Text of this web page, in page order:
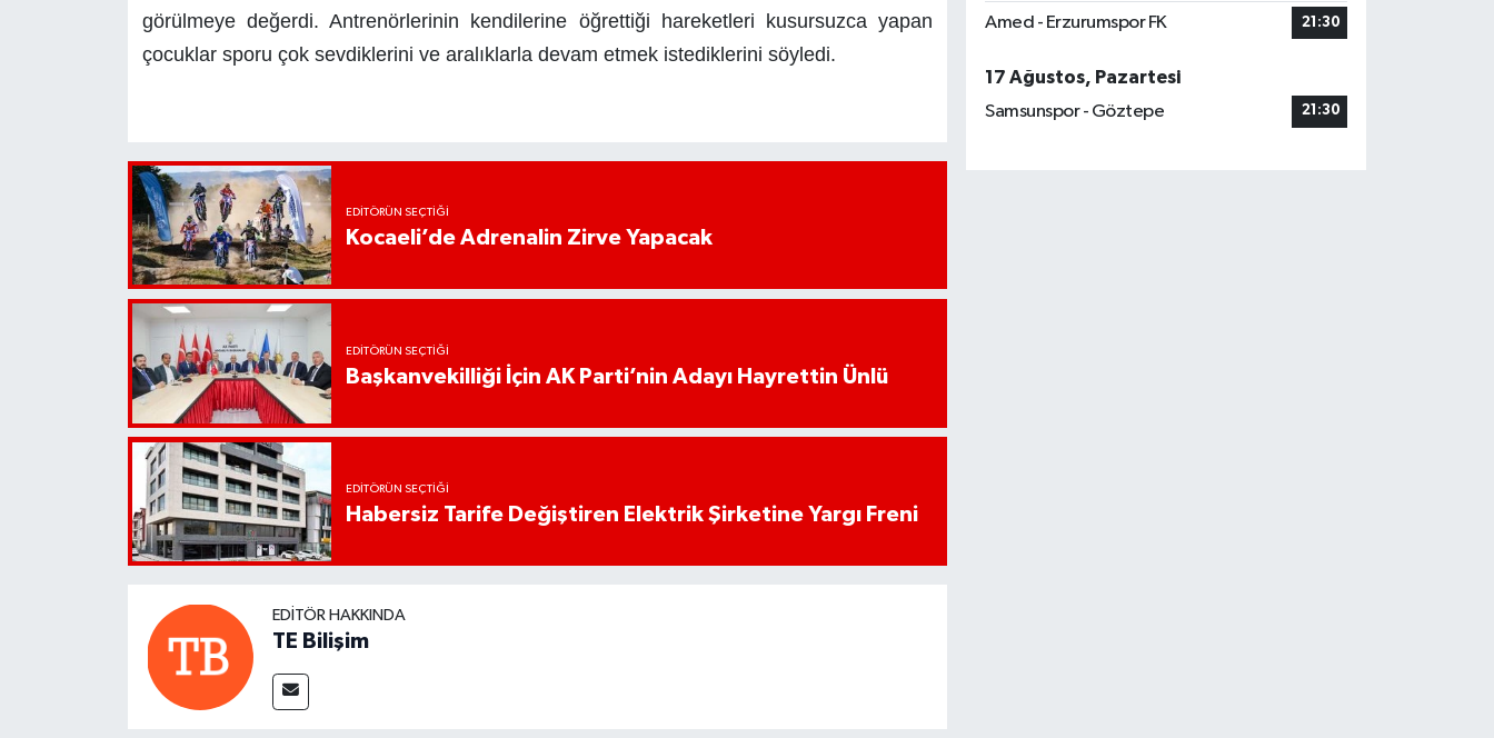
görülmeye değerdi. Antrenörlerinin kendilerine öğrettiği hareketleri kusursuzca yapan
çocuklar sporu çok sevdiklerini ve aralıklarla devam etmek istediklerini söyledi.
EDITÖRÜN SEÇTIĞI
Kocaeli’de Adrenalin Zirve Yapacak
EDITÖRÜN SEÇTIĞI
Başkanvekilliği İçin AK Parti’nin Adayı Hayrettin Ünlü
EDITÖRÜN SEÇTIĞI
Habersiz Tarife Değiştiren Elektrik Şirketine Yargı Freni
EDITÖR HAKKINDA
TE Bilişim
Amed - Erzurumspor FK 21:30
17 Ağustos, Pazartesi
Samsunspor - Göztepe
21:30